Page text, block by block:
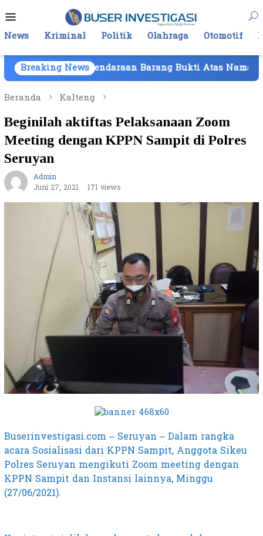
ke
kontenMobile
News Kriminal Politik Olahraga Otomotif
Breaking News
Kendaraan Barang Bukti Atas Nama PT Mitra Usaha
Beranda
Kalteng
Beginilah aktiftas Pelaksanaan Zoom
Meeting dengan KPPN Sampit di Polres
Seruyan
Admin
Juni 27, 2021
171 views
Buserinvestigasi.com – Seruyan – Dalam rangka
acara Sosialisasi dari KPPN Sampit, Anggota Sikeu
Polres Seruyan mengikuti Zoom meeting dengan
KPPN Sampit dan Instansi lainnya, Minggu
(27/06/2021).